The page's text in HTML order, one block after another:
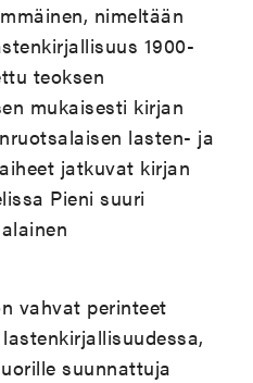
nimeltään
1900-
teoksen
mukaisesti kirjan
lasten- ja
jatkuvat kirjan
Pieni suuri
vahvat perinteet
suunnattuja